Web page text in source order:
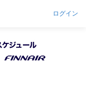
ログイン